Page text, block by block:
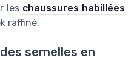
les chaussures habillées
raffiné.
semelles en